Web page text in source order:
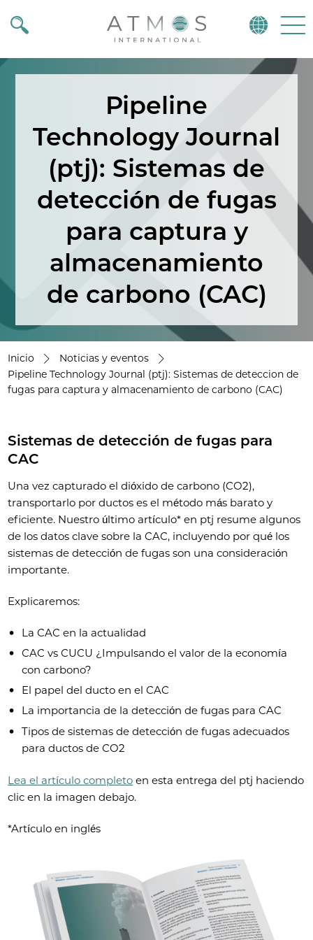
Atmos
Pipeline
Technology Journal
(ptj): Sistemas de
detección de fugas
para captura y
almacenamiento
de carbono (CAC)
Inicio
Noticias y eventos
Pipeline Technology Journal (ptj): Sistemas de deteccion de
fugas para captura y almacenamiento de carbono (CAC)
Sistemas de detección de fugas para
CAC
Una vez capturado el dióxido de carbono (CO2),
transportarlo por ductos es el método más barato y
eficiente. Nuestro último artículo* en ptj resume algunos
de los datos clave sobre la CAC, incluyendo por qué los
sistemas de detección de fugas son una consideración
importante.
Explicaremos:
La CAC en la actualidad
CAC vs CUCU ¿Impulsando el valor de la economía
con carbono?
El papel del ducto en el CAC
La importancia de la detección de fugas para CAC
Tipos de sistemas de detección de fugas adecuados
para ductos de CO2
Lea el artículo completo en esta entrega del ptj haciendo
clic en la imagen debajo.
*Artículo en inglés